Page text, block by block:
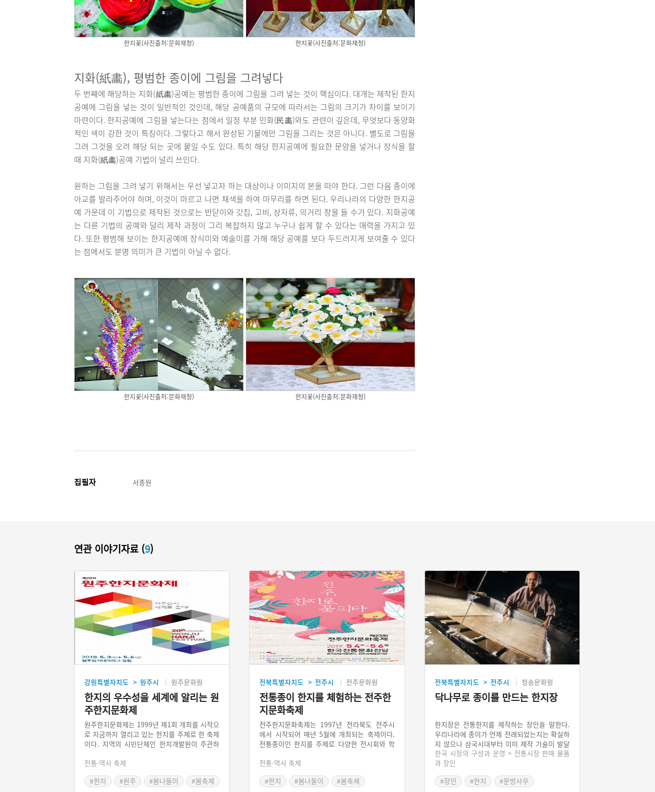
한지꽃(사진출처:문화재청) 한지꽃(사진출처:문화재청)
지화(紙畵), 평범한 종이에 그림을 그려넣다
두 번째에 해당하는 지화(紙畵)공예는 평범한 종이에 그림을 그려 넣는 것이 핵심이다. 대개는 제작된 한지
공예에 그림을 넣는 것이 일반적인 것인데, 해당 공예품의 규모에 따라서는 그림의 크기가 차이를 보이기
마련이다. 한지공예에 그림을 넣는다는 점에서 일정 부분 민화(民畵)와도 관련이 깊은데, 무엇보다 동양화
적인 색이 강한 것이 특징이다. 그렇다고 해서 완성된 기물에만 그림을 그리는 것은 아니다. 별도로 그림을
그려 그것을 오려 해당 되는 곳에 붙일 수도 있다. 특히 해당 한지공예에 필요한 문양을 넣거나 장식을 할
때 지화(紙畵)공예 기법이 널리 쓰인다.
원하는 그림을 그려 넣기 위해서는 우선 넣고자 하는 대상이나 이미지의 본을 떠야 한다. 그런 다음 종이에
아교를 발라주어야 하며, 이것이 마르고 나면 채색을 하여 마무리를 하면 된다. 우리나라의 다양한 한지공
예 가운데 이 기법으로 제작된 것으로는 반닫이와 갓집, 고비, 상자류, 의거리 장을 들 수가 있다. 지화공예
는 다른 기법의 공예와 달리 제작 과정이 그리 복잡하지 않고 누구나 쉽게 할 수 있다는 매력을 가지고 있
다. 또한 평범해 보이는 한지공예에 장식미와 예술미를 가해 해당 공예를 보다 두드러지게 보여줄 수 있다
는 점에서도 분명 의미가 큰 기법이 아닐 수 없다.
한지꽃(사진출처:문화재청) 한지꽃(사진출처:문화재청)
집필자 서종원
연관 이야기자료 (9)
강원특별자치도 > 원주시 원주문화원
한지의 우수성을 세계에 알리는 원
주한지문화제
원주한지문화제는 1999년 제1회 개최를 시작으
로 지금까지 열리고 있는 한지를 주제로 한 축제
이다. 지역의 시민단체인 한지개발원이 주관하
TV를 통해 세계각국에 방송되고 있다. 일반적인
지역 축제와 달리 먹거리와 향토 풍물 장터는 열
리지 않고, 각종 기획행사, 학술행사, 체험행사
전통·역사 축제
#한지
#원주 #봄나들이
#봄축제
전북특별자치도 > 전주시 전주문화원
전통종이 한지를 체험하는 전주한
지문화축제
전주한지문화축제는 1997년 전라북도 전주시
에서 시작되어 매년 5월에 개최되는 축제이다.
전통종이인 한지를 주제로 다양한 전시회와 학
시회, 완판본 한글고전소설과 고문헌전, 한지 패
션쇼 등으로 눈을 즐겁게 하고, 한지 그림 그리
기 대회, 가족 문바르기 대회, 한지 제작 체험,
전통·역사 축제
#한지
#봄나들이 #봄축제
전북특별자치도 > 전주시 청송문화원
닥나무로 종이를 만드는 한지장
한지장은 전통한지를 제작하는 장인을 말한다.
우리나라에 종이가 언제 전래되었는지는 확실하
지 않으나 삼국시대부터 이미 제작 기술이 발달
했었다. 고려시대에도 그 명성이 높았다. 중국에
서도 제일 좋은 종이를 ‘고려지(高麗紙)’라 불렀
다. 조선시대 종이는 종류가 다양하며, 나뭇결이
생기고 식물섬유가 그대로 남아있는 것이 특징
한국 시장의 구성과 운영 > 전통시장 판매 물품
과 장인
#장인
#한지 #문방사우